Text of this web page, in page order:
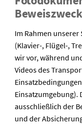
Im Rahmen
(Klavier-, Flügel-,
wir vor, während
Videos des
Einsatzumgebung).
ausschließlich der
und der